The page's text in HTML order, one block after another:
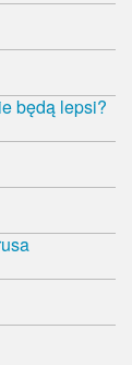
będą lepsi?